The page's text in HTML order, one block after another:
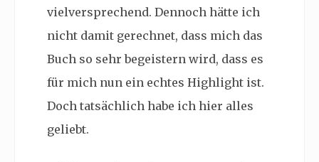
vielversprechend. Dennoch hätte ich
nicht damit gerechnet, dass mich das
Buch so sehr begeistern wird, dass es
für mich nun ein echtes Highlight ist.
Doch tatsächlich habe ich hier alles
geliebt.